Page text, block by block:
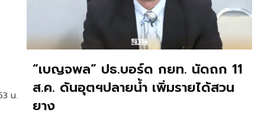
น.
“เบญจพล” ปธ.บอร์ด กยท. นัดถก 11
ส.ค. ดันอุตฯปลายน้ำ เพิ่มรายได้สวน
ยาง